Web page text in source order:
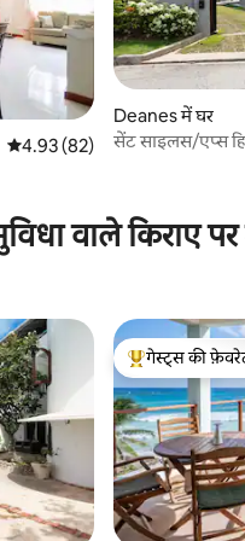
औसत रेटिंग 5 में से 4.93, 82
4.93 (82)
Deanes में घर
सेंट साइलस/एप्स
वाले किराए
गेस्ट्स का टॉप
गेस्ट्स की